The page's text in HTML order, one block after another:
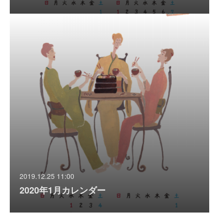
2019.12.25 11:00
2020年1月カレンダー